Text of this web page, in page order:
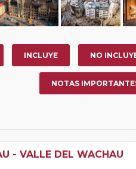
INCLUYE NO
NOTAS
- VALLE DEL WACHAU